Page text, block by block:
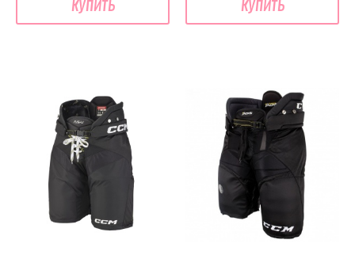
купить купить